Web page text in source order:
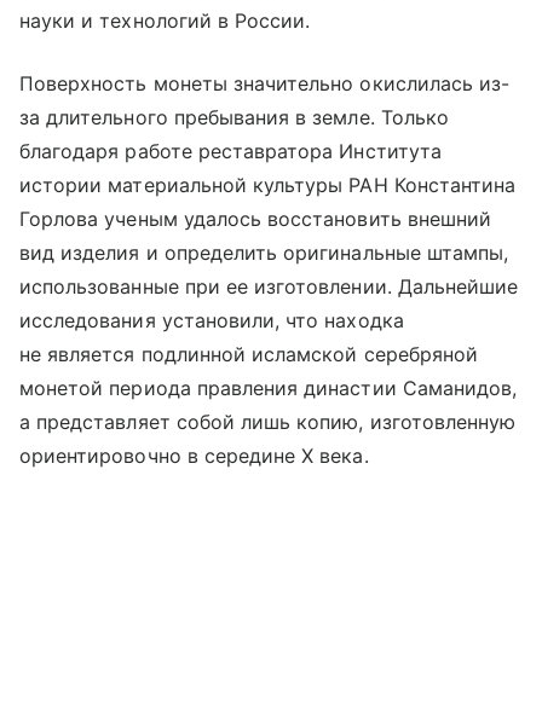
науки и технологий в России.
Поверхность монеты значительно окислилась из-
за длительного пребывания в земле. Только
благодаря работе реставратора Института
истории материальной культуры РАН Константина
Горлова ученым удалось восстановить внешний
вид изделия и определить оригинальные штампы,
использованные при ее изготовлении. Дальнейшие
исследования установили, что находка
не является подлинной исламской серебряной
монетой периода правления династии Саманидов,
а представляет собой лишь копию, изготовленную
ориентировочно в середине X века.